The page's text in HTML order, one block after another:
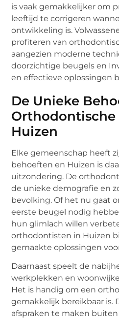
is vaak gemakkelijker om
leeftijd te corrigeren
ontwikkeling is.
profiteren van
aangezien moderne
doorzichtige beugels en
en effectieve oplossingen
De Unieke
Huizen
Elke gemeenschap heeft
behoeften en Huizen is
uitzondering. De
de unieke demografie en
bevolking. Of het nu gaat
eerste beugel nodig
hun glimlach willen
orthodontisten in Huizen
gemaakte oplossingen
Daarnaast speelt de
werkplekken en
Het is handig om een
gemakkelijk bereikbaar is.
afspraken te maken